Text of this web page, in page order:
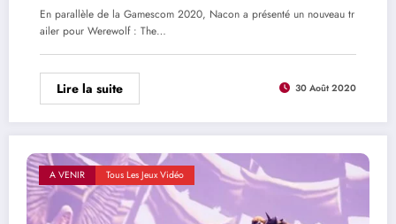
En parallèle de la Gamescom 2020, Nacon a présenté un nouveau tr
ailer pour Werewolf : The…
Lire la suite 30 Août 2020
A VENIR Tous Les Jeux Vidéo